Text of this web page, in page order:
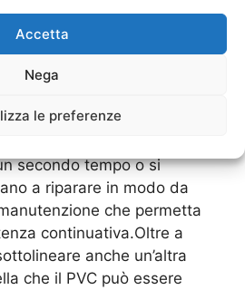
Accetta
Nega
le preferenze
a facili spaccature o
le spaccano
grazie anche ad
Porta Monforte
secondo tempo o si
a riparare in modo da
che permetta
continuativa.Oltre a
anche un’altra
che il PVC può essere